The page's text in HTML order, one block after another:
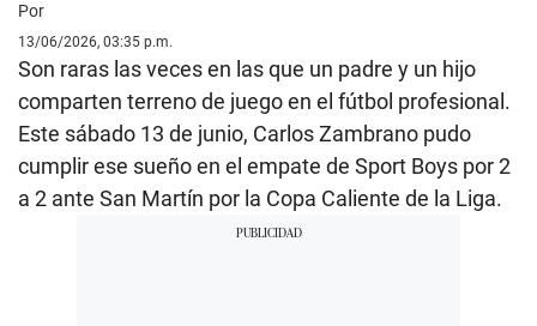
Por
13/06/2026, 03:35 p.m.
Son raras las veces en las que un padre y un hijo
comparten terreno de juego en el fútbol profesional.
Este sábado 13 de junio, Carlos Zambrano pudo
cumplir ese sueño en el empate de Sport Boys por 2
a 2 ante San Martín por la Copa Caliente de la Liga.